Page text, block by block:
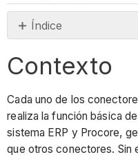
Índice
Cosas
debe
saber
sobre
el
Contexto
Cada uno de los
realiza la función básica
sistema ERP y Procore,
que otros conectores. Sin